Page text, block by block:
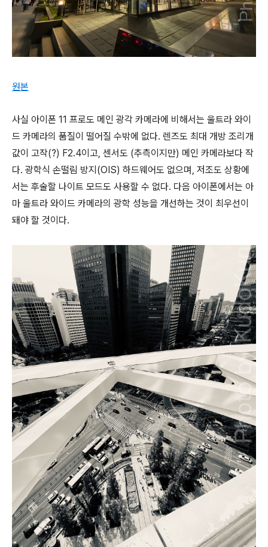
원본
사실 아이폰 11 프로도 메인 광각 카메라에 비해서는 울트라 와이
드 카메라의 품질이 떨어질 수밖에 없다. 렌즈도 최대 개방 조리개
값이 고작(?) F2.4이고, 센서도 (추측이지만) 메인 카메라보다 작
다. 광학식 손떨림 방지(OIS) 하드웨어도 없으며, 저조도 상황에
서는 후술할 나이트 모드도 사용할 수 없다. 다음 아이폰에서는 아
마 울트라 와이드 카메라의 광학 성능을 개선하는 것이 최우선이
돼야 할 것이다.